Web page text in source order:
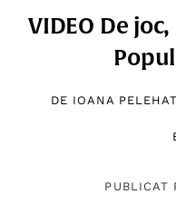
VIDEO De
DE IOANA
PUBLICAT